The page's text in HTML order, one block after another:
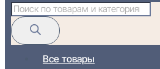
Поиск
товаров
Все товары